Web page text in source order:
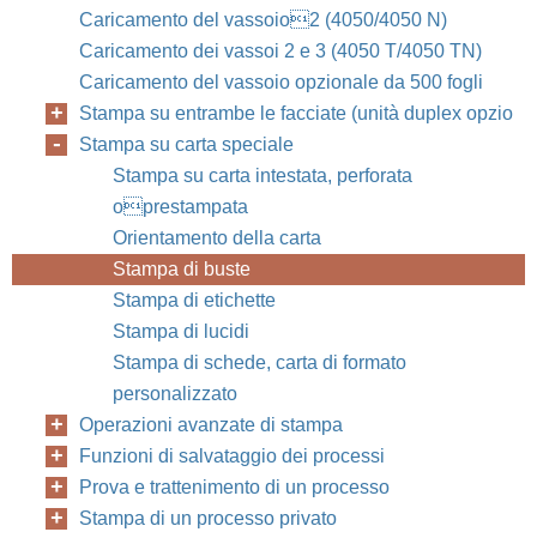
Caricamento del vassoio2 (4050/4050 N)
Caricamento dei vassoi 2 e 3 (4050 T/4050 TN)
Caricamento del vassoio opzionale da 500 fogli
Stampa su entrambe le facciate (unità duplex opzio
Stampa su carta speciale
Stampa su carta intestata, perforata
oprestampata
Orientamento della carta
Stampa di buste
Stampa di etichette
Stampa di lucidi
Stampa di schede, carta di formato
personalizzato
Operazioni avanzate di stampa
Funzioni di salvataggio dei processi
Prova e trattenimento di un processo
Stampa di un processo privato